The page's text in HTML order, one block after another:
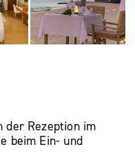
der Rezeption im
beim Ein- und